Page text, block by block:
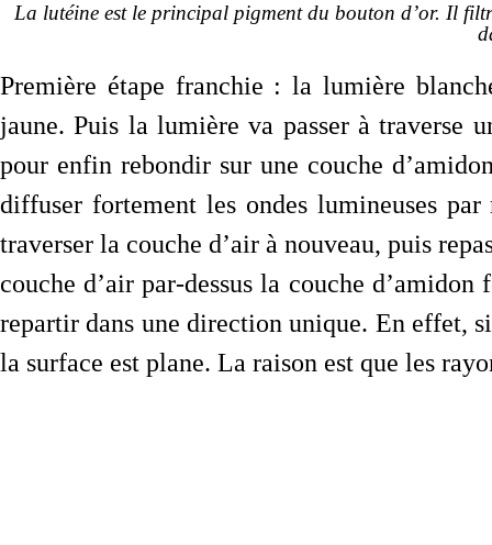
La lutéine est le principal pigment du bouton d’or. Il
Première étape franchie : la lumière
jaune. Puis la lumière va passer à traverse
pour enfin rebondir sur une couche
diffuser fortement les ondes lumineuses
traverser la couche d’air à nouveau, puis
couche d’air par-dessus la couche
repartir dans une direction unique. En effet,
la surface est plane. La raison est que les